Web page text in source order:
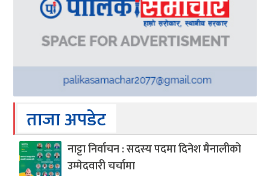
ताजा अपडेट
नाट्टा निर्वाचन : सदस्य पदमा दिनेश मैनालीको
उम्मेदवारी चर्चामा